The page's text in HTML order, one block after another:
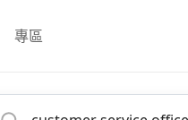
專區